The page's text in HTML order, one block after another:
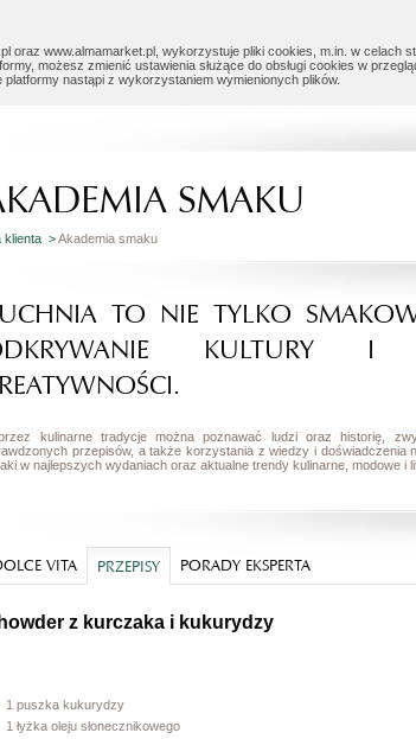
oraz www.almamarket.pl, wykorzystuje pliki cookies, m.in. w celach
możesz zmienić ustawienia służące do obsługi cookies w
nastąpi z wykorzystaniem wymienionych plików.
SMAKU
klienta >Akademia smaku
TO NIE TYLKO
KULTURY I
kulinarne tradycje można poznawać ludzi oraz historię,
przepisów, a także korzystania z wiedzy i
w najlepszych wydaniach oraz aktualne trendy kulinarne, modowe i
VITA PRZEPISY PORADY EKSPERTA
z kurczaka i kukurydzy
1 puszka kukurydzy
1 łyżka oleju słonecznikowego